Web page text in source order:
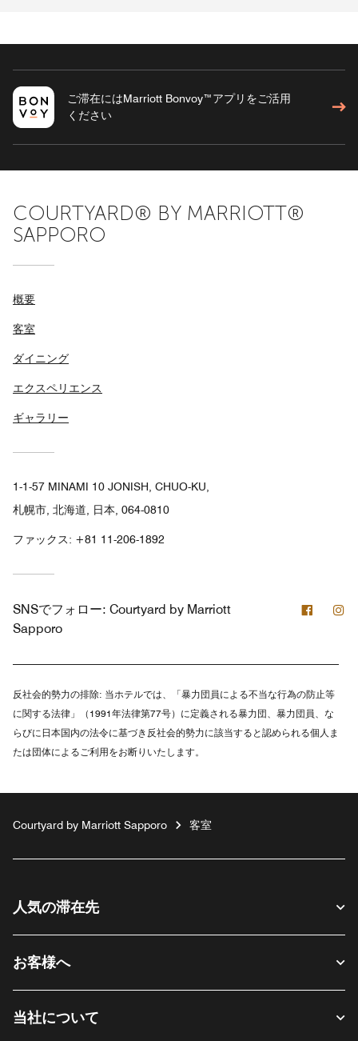
ご滞在にはMarriott Bonvoy™アプリをご活用
ください
COURTYARD® BY MARRIOTT®
SAPPORO
概要
客室
ダイニング
エクスペリエンス
ギャラリー
1-1-57 MINAMI 10 JONISH, CHUO-KU,
札幌市, 北海道, 日本, 064-0810
ファックス: +81 11-206-1892
SNSでフォロー: Courtyard by Marriott
Sapporo
反社会的勢力の排除: 当ホテルでは、「暴力団員による不当な行為の防止等
に関する法律」（1991年法律第77号）に定義される暴力団、暴力団員、な
らびに日本国内の法令に基づき反社会的勢力に該当すると認められる個人ま
たは団体によるご利用をお断りいたします。
Courtyard by Marriott Sapporo 客室
人気の滞在先
お客様へ
当社について